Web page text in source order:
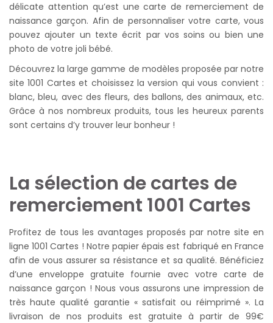
délicate attention qu’est une carte de remerciement de
naissance garçon. Afin de personnaliser votre carte, vous
pouvez ajouter un texte écrit par vos soins ou bien une
photo de votre joli bébé.
Découvrez la large gamme de modèles proposée par notre
site 1001 Cartes et choisissez la version qui vous convient :
blanc, bleu, avec des fleurs, des ballons, des animaux, etc.
Grâce à nos nombreux produits, tous les heureux parents
sont certains d’y trouver leur bonheur !
La sélection de cartes de
remerciement 1001 Cartes
Profitez de tous les avantages proposés par notre site en
ligne 1001 Cartes ! Notre papier épais est fabriqué en France
afin de vous assurer sa résistance et sa qualité. Bénéficiez
d’une enveloppe gratuite fournie avec votre carte de
naissance garçon ! Nous vous assurons une impression de
très haute qualité garantie « satisfait ou réimprimé ». La
livraison de nos produits est gratuite à partir de 99€